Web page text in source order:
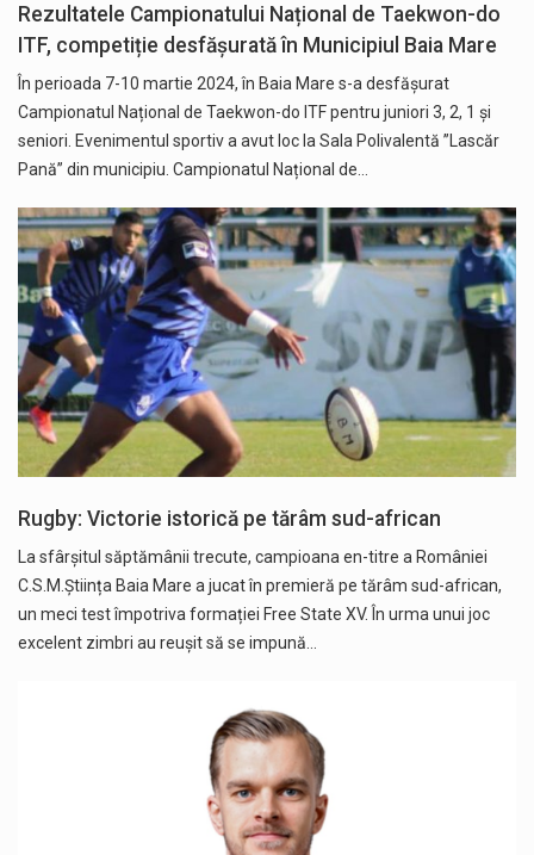
Rezultatele Campionatului Național de Taekwon-do
ITF, competiție desfășurată în Municipiul Baia Mare
În perioada 7-10 martie 2024, în Baia Mare s-a desfășurat
Campionatul Național de Taekwon-do ITF pentru juniori 3, 2, 1 și
seniori. Evenimentul sportiv a avut loc la Sala Polivalentă ”Lascăr
Pană” din municipiu. Campionatul Național de…
Rugby: Victorie istorică pe tărâm sud-african
La sfârșitul săptămânii trecute, campioana en-titre a României
C.S.M.Știința Baia Mare a jucat în premieră pe tărâm sud-african,
un meci test împotriva formației Free State XV. În urma unui joc
excelent zimbri au reușit să se impună…